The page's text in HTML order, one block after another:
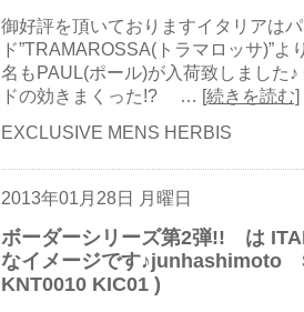
御好評を頂いておりますイタリアは
ド”TRAMAROSSA(トラマロッサ)”
名もPAUL(ポール)が入荷致しました
ドの効きまくった!? … [続きを読む]
EXCLUSIVE MENS HERBIS
2013年01月28日 月曜日
ボーダーシリーズ第2弾!! は
なイメージです♪junhashimoto
KNT0010 KIC01 )